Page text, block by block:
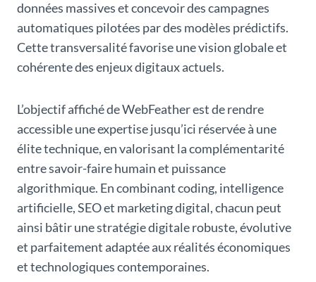
données massives et concevoir des campagnes
automatiques pilotées par des modèles prédictifs.
Cette transversalité favorise une vision globale et
cohérente des enjeux digitaux actuels.
L’objectif affiché de WebFeather est de rendre
accessible une expertise jusqu’ici réservée à une
élite technique, en valorisant la complémentarité
entre savoir-faire humain et puissance
algorithmique. En combinant coding, intelligence
artificielle, SEO et marketing digital, chacun peut
ainsi bâtir une stratégie digitale robuste, évolutive
et parfaitement adaptée aux réalités économiques
et technologiques contemporaines.